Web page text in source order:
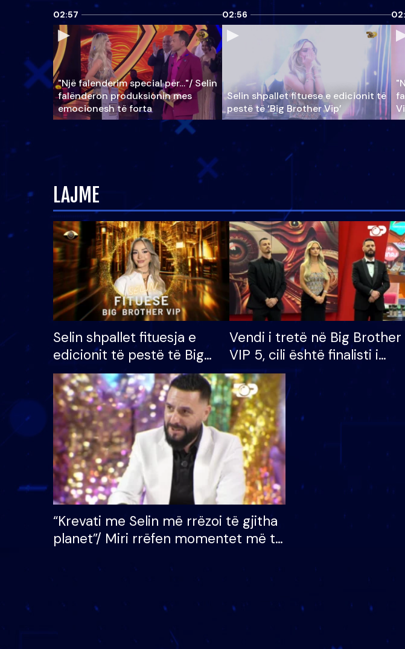
02:57
"Një falenderim special për…"/ Selin
falënderon produksionin mes
emocionesh të forta
02:56
Selin shpallet fituese e edicionit të
pestë të ‘Big Brother Vip’
LAJME
Selin shpallet fituesja e
edicionit të pestë të Big
Brother VIP, rrëmben
çmimin e madh prej 100
mijë eurosh
Vendi i tretë në Big Brother
VIP 5, cili është finalisti i
radhës që lë shtëpinë
“Krevati me Selin më rrëzoi të gjitha
planet”/ Miri rrëfen momentet më të
mungojë zilja e mëngjesit kur…